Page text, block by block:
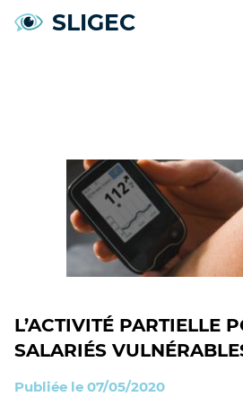
SLIGEC
L’ACTIVITÉ PARTIELLE
SALARIÉS
Publiée le 07/05/2020